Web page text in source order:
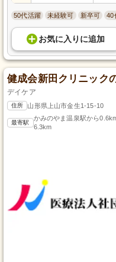
50代活躍 未経験可 新卒可 40
お気に入り に追加
健成会新田クリニック
デイケア
住所 山形県上山市金生1-15-10
最寄駅
かみのやま温泉駅から
6.3km